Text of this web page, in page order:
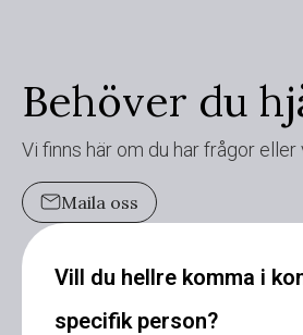
Behöver du
Vi finns här om du har frågor eller
Maila oss
Vill du hellre komma i
specifik person?